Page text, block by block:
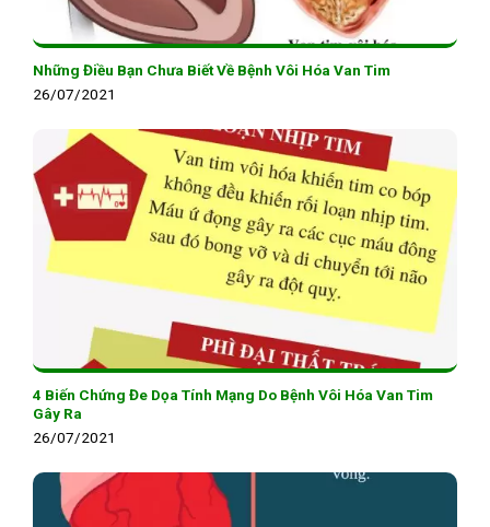
Những Điều Bạn Chưa Biết Về Bệnh Vôi Hóa Van Tim
26/07/2021
4 Biến Chứng Đe Dọa Tính Mạng Do Bệnh Vôi Hóa Van Tim
Gây Ra
26/07/2021